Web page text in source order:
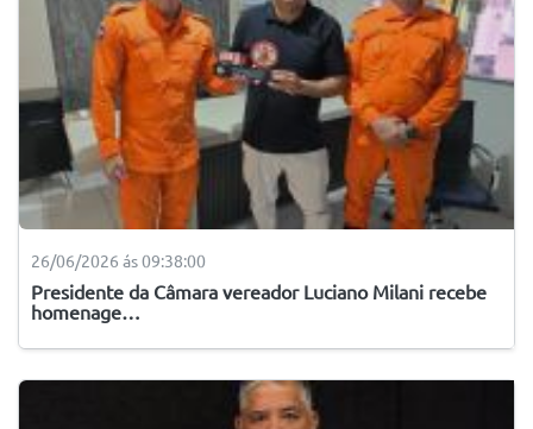
26/06/2026 ás 09:38:00
Presidente da Câmara vereador Luciano Milani recebe
homenage…